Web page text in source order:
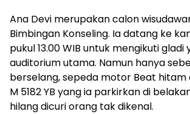
Ana Devi merupakan calon
Bimbingan Konseling. Ia datang ke
pukul 13.00 WIB untuk mengikuti gladi
auditorium utama. Namun hanya
berselang, sepeda motor Beat
M 5182 YB yang ia parkirkan di
hilang dicuri orang tak dikenal.